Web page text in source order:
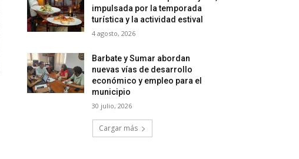
impulsada por la temporada
turística y la actividad estival
4 agosto, 2026
Barbate y Sumar abordan
nuevas vías de desarrollo
económico y empleo para el
municipio
30 julio, 2026
Cargar más